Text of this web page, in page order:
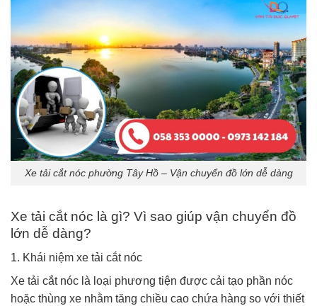
Xe tải cắt nóc phường Tây Hồ – Vận chuyển đồ lớn dễ dàng
Xe tải cắt nóc là gì? Vì sao giúp vận chuyển đồ
lớn dễ dàng?
1. Khái niệm xe tải cắt nóc
Xe tải cắt nóc là loại phương tiện được cải tạo phần nóc
hoặc thùng xe nhằm tăng chiều cao chứa hàng so với thiết